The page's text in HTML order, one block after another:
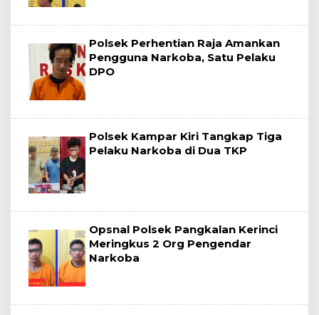
Polsek Perhentian Raja Amankan
Pengguna Narkoba, Satu Pelaku
DPO
Polsek Kampar Kiri Tangkap Tiga
Pelaku Narkoba di Dua TKP
Opsnal Polsek Pangkalan Kerinci
Meringkus 2 Org Pengendar
Narkoba